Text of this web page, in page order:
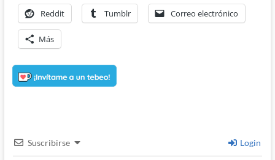
Reddit Tumblr Correo electrónico
Más
Suscribirse Login